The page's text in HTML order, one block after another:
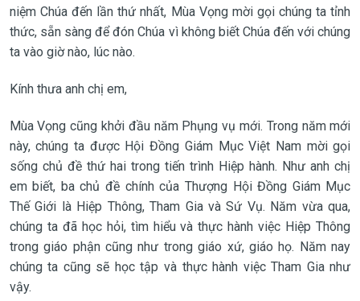
niệm Chúa đến lần thứ nhất, Mùa Vọng mời gọi chúng ta tỉnh
thức, sẵn sàng để đón Chúa vì không biết Chúa đến với chúng
ta vào giờ nào, lúc nào.
Kính thưa anh chị em,
Mùa Vọng cũng khởi đầu năm Phụng vụ mới. Trong năm mới
này, chúng ta được Hội Đồng Giám Mục Việt Nam mời gọi
sống chủ đề thứ hai trong tiến trình Hiệp hành. Như anh chị
em biết, ba chủ đề chính của Thượng Hội Đồng Giám Mục
Thế Giới là Hiệp Thông, Tham Gia và Sứ Vụ. Năm vừa qua,
chúng ta đã học hỏi, tìm hiểu và thực hành việc Hiệp Thông
trong giáo phận cũng như trong giáo xứ, giáo họ. Năm nay
chúng ta cũng sẽ học tập và thực hành việc Tham Gia như
vậy.